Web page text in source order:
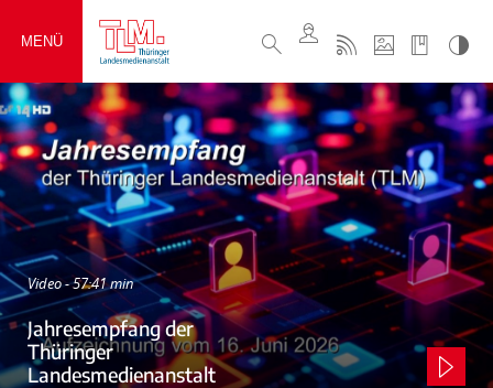
MENÜ
Video - 57:41 min
Jahresempfang der
Thüringer
Landesmedienanstalt